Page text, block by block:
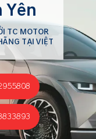
Yên
TC MOTOR
TẠI VIỆT